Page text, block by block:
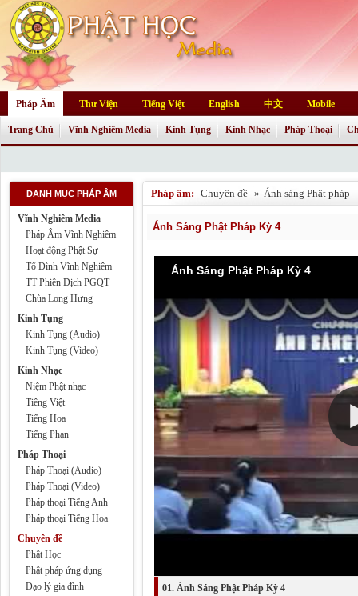
Pháp Âm Thư Viện Tiếng Việt English 中文 Mobile
Trang Chủ Vĩnh Nghiêm Media Kinh Tụng Kinh Nhạc Pháp Thoại
DANH MỤC PHÁP ÂM
Vĩnh Nghiêm Media
Pháp Âm Vĩnh Nghiêm
Hoạt động Phật Sự
Tổ Đình Vĩnh Nghiêm
TT Phiên Dịch PGQT
Chùa Long Hưng
Kinh Tụng
Kinh Tụng (Audio)
Kinh Tụng (Video)
Kinh Nhạc
Niệm Phật nhạc
Tiêng Việt
Tiếng Hoa
Tiếng Phạn
Pháp Thoại
Pháp Thoại (Audio)
Pháp Thoại (Video)
Pháp thoại Tiếng Anh
Pháp thoại Tiếng Hoa
Chuyên đề
Phật Học
Phật pháp ứng dụng
Đạo lý gia đình
Pháp âm: Chuyên đề » Ánh sáng Phật pháp
Ánh Sáng Phật Pháp Kỳ 4
Ánh Sáng Phật Pháp Kỳ 4
01. Ánh Sáng Phật Pháp Kỳ 4